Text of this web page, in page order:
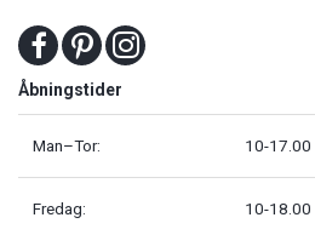
Åbningstider
Man–Tor: 10-17.00
Fredag: 10-18.00